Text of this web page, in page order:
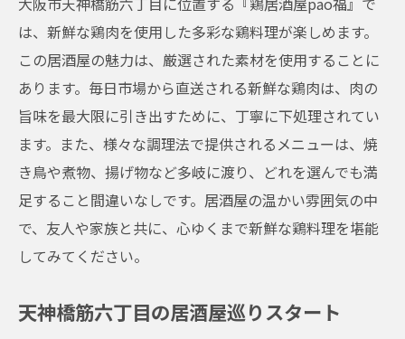
新鮮鶏肉の選び方と調理法
地元食材を使った創作料理
鶏居酒屋のユニークな料理メニュー
大阪市内で新鮮な鶏肉を楽しむ
居酒屋でのおすすめ料理と飲み物
地元と観光客に愛される居酒屋『鶏居酒屋pao
福』の秘密
地元民に人気の理由
観光客に支持される居酒屋の特徴
訪れる人々に愛される秘密
は、新鮮な鶏肉を使用した多彩な鶏料理が楽しめます。
この居酒屋の魅力は、厳選された素材を使用することに
あります。毎日市場から直送される新鮮な鶏肉は、肉の
旨味を最大限に引き出すために、丁寧に下処理されてい
ます。また、様々な調理法で提供されるメニューは、焼
き鳥や煮物、揚げ物など多岐に渡り、どれを選んでも満
足すること間違いなしです。居酒屋の温かい雰囲気の中
で、友人や家族と共に、心ゆくまで新鮮な鶏料理を堪能
してみてください。
天神橋筋六丁目の居酒屋巡りスタート